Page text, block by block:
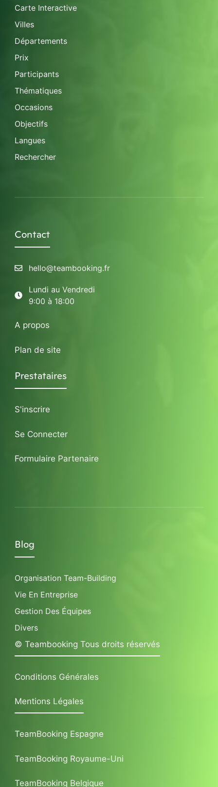
Carte Interactive
Villes
Départements
Prix
Participants
Thématiques
Occasions
Objectifs
Langues
Rechercher
Contact
hello@teambooking.fr
Lundi au Vendredi
9:00 à 18:00
A propos
Plan de site
Prestataires
S'inscrire
Se Connecter
Formulaire Partenaire
Blog
Organisation Team-Building
Vie En Entreprise
Gestion Des Équipes
Divers
© Teambooking Tous droits réservés
Conditions Générales
Mentions Légales
TeamBooking Espagne
TeamBooking Royaume-Uni
TeamBooking Belgique